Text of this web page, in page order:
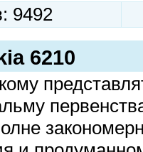
9492
6210